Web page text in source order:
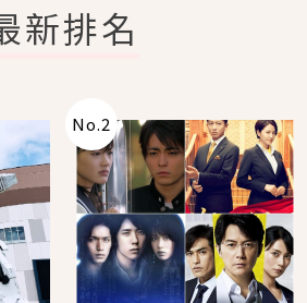
新排名
No.2